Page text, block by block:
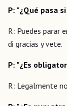
P: "¿Qué pasa
R: Puedes parar
di gracias y vete.
P: "¿Es
R: Legalmente